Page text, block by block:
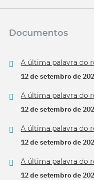
Documentos
A última palavra do
12 de setembro de
A última palavra do
12 de setembro de
A última palavra do
12 de setembro de
A última palavra do
12 de setembro de